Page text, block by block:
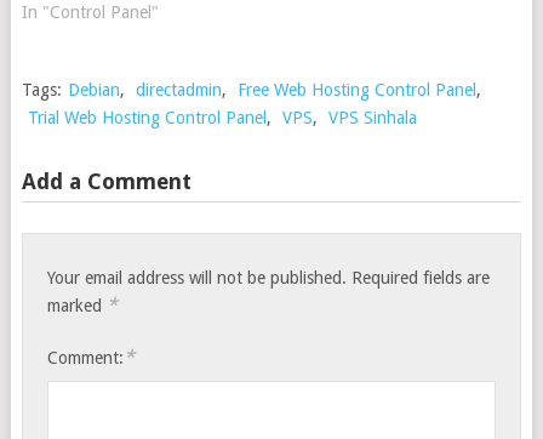
In "Control Panel"
Tags: Debian, directadmin, Free Web Hosting Control Panel ,
Trial Web Hosting Control Panel , VPS, VPS Sinhala
Add a Comment
Your email address will not be published. Required fields are
marked *
Comment: *